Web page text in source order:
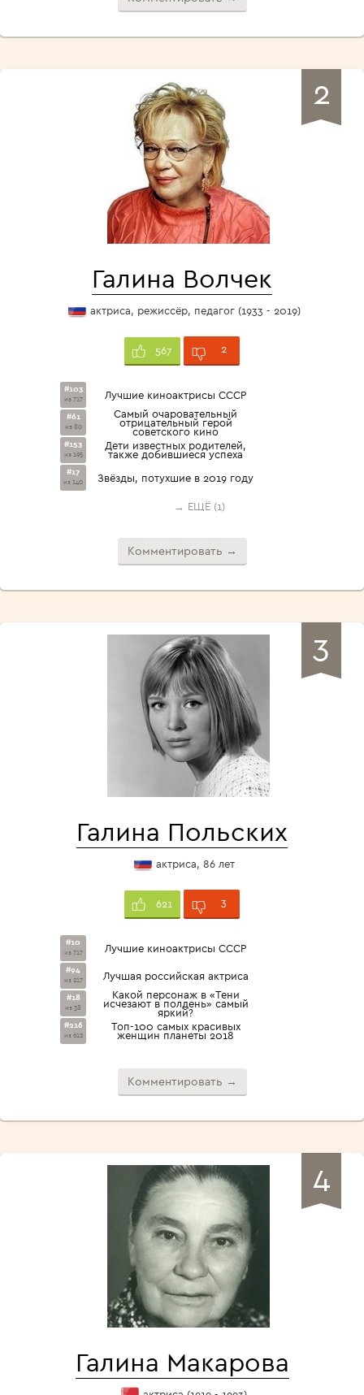
2
Галина Волчек
актриса, режиссёр, педагог (1933 - 2019)
567 2
#103
из 717 Лучшие киноактрисы СССР
#61
из 80
Самый очаровательный
отрицательный герой
советского кино
#153
из 195
Дети известных родителей,
также добившиеся успеха
#17
из 140 Звёзды, потухшие в 2019 году
→ ЕЩЁ (1)
Комментировать →
3
Галина Польских
актриса, 86 лет
621 3
#10
из 717 Лучшие киноактрисы СССР
#94
из 217 Лучшая российская актриса
#18
из 38
Какой персонаж в «Тени
исчезают в полдень» самый
яркий?
#216
из 612
Топ-100 самых красивых
женщин планеты 2018
Комментировать →
4
Галина Макарова